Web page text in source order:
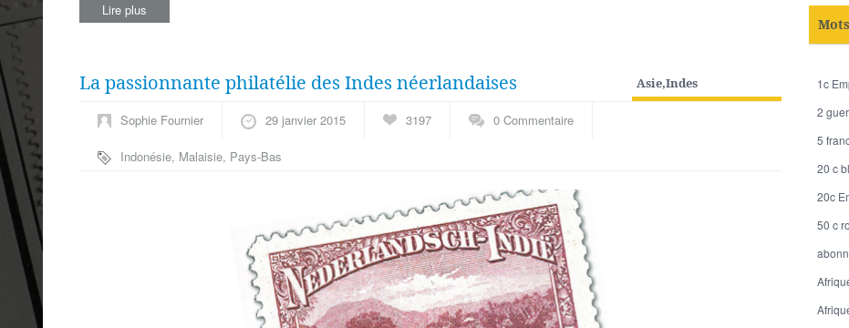
Lire plus
La passionnante philatélie des Indes néerlandaises Asie,Indes
Sophie Fournier 29 janvier 2015 3197 0 Commentaire
Indonésie, Malaisie, Pays-Bas
1c
2
5
20 c
20c
50 c